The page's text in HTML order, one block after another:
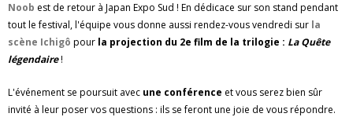
Noob est de retour à Japan Expo Sud ! En dédicace sur son stand pendant
tout le festival, l'équipe vous donne aussi rendez-vous vendredi sur la
scène Ichigô pour la projection du 2e film de la trilogie : La Quête
légendaire!
L'événement se poursuit avec une conférence et vous serez bien sûr
invité à leur poser vos questions : ils se feront une joie de vous répondre.